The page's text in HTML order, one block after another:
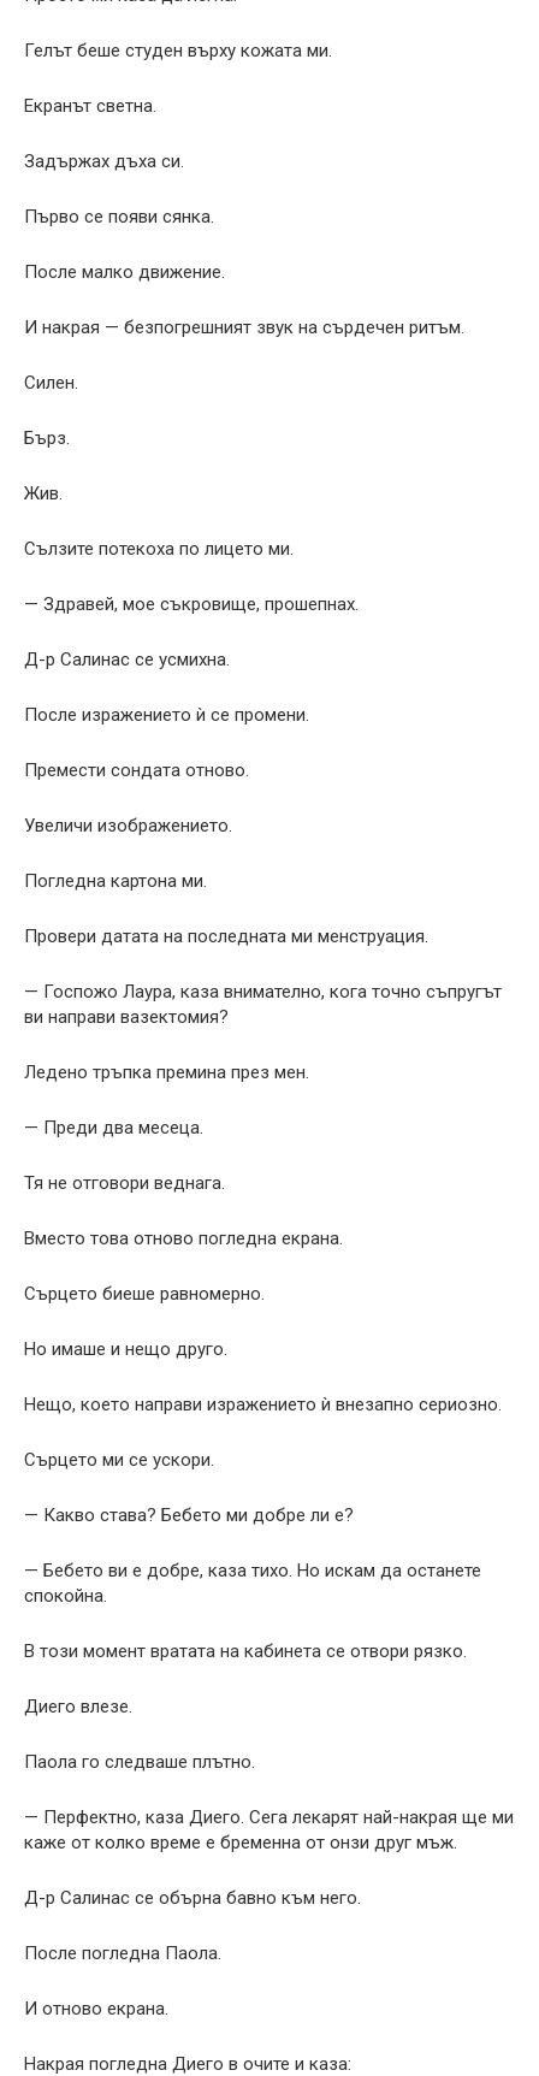
Гелът беше студен върху кожата ми.
Екранът светна.
Задържах дъха си.
Първо се появи сянка.
После малко движение.
И накрая — безпогрешният звук на сърдечен ритъм.
Силен.
Бърз.
Жив.
Сълзите потекоха по лицето ми.
— Здравей, мое съкровище, прошепнах.
Д-р Салинас се усмихна.
После изражението ѝ се промени.
Премести сондата отново.
Увеличи изображението.
Погледна картона ми.
Провери датата на последната ми менструация.
— Госпожо Лаура, каза внимателно, кога точно съпругът
ви направи вазектомия?
Ледено тръпка премина през мен.
— Преди два месеца.
Тя не отговори веднага.
Вместо това отново погледна екрана.
Сърцето биеше равномерно.
Но имаше и нещо друго.
Нещо, което направи изражението ѝ внезапно сериозно.
Сърцето ми се ускори.
— Какво става? Бебето ми добре ли е?
— Бебето ви е добре, каза тихо. Но искам да останете
спокойна.
В този момент вратата на кабинета се отвори рязко.
Диего влезе.
Паола го следваше плътно.
— Перфектно, каза Диего. Сега лекарят най-накрая ще ми
каже от колко време е бременна от онзи друг мъж.
Д-р Салинас се обърна бавно към него.
После погледна Паола.
И отново екрана.
Накрая погледна Диего в очите и каза: